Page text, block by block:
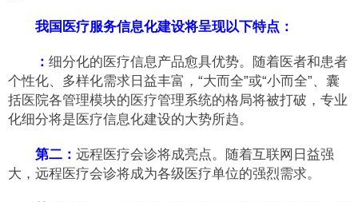
我国医疗服务信息化建设将呈现以下特点：
： 细分化的医疗信息产品愈具优势。随着医者和患者
个性化、多样化需求日益丰富，“大而全”或“小而全”、囊
括医院各管理模块的医疗管理系统的格局将被打破，专业
化细分将是医疗信息化建设的大势所趋。
第二： 远程医疗会诊将成亮点。随着互联网日益强
大，远程医疗会诊将成为各级医疗单位的强烈需求。